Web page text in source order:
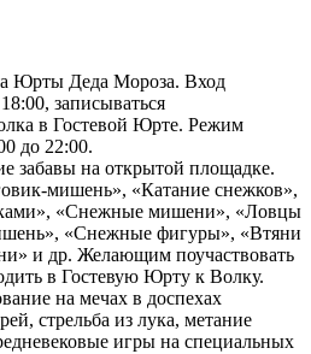
Юрты Деда Мороза. Вход
записываться
в Гостевой Юрте. Режим
до 22:00.
забавы на открытой площадке.
мишень», «Катание снежков»,
«Снежные мишени», «Ловцы
«Снежные фигуры», «Втяни
и др. Желающим поучаствовать
в Гостевую Юрту к Волку.
на мечах в доспехах
стрельба из лука, метание
игры на специальных